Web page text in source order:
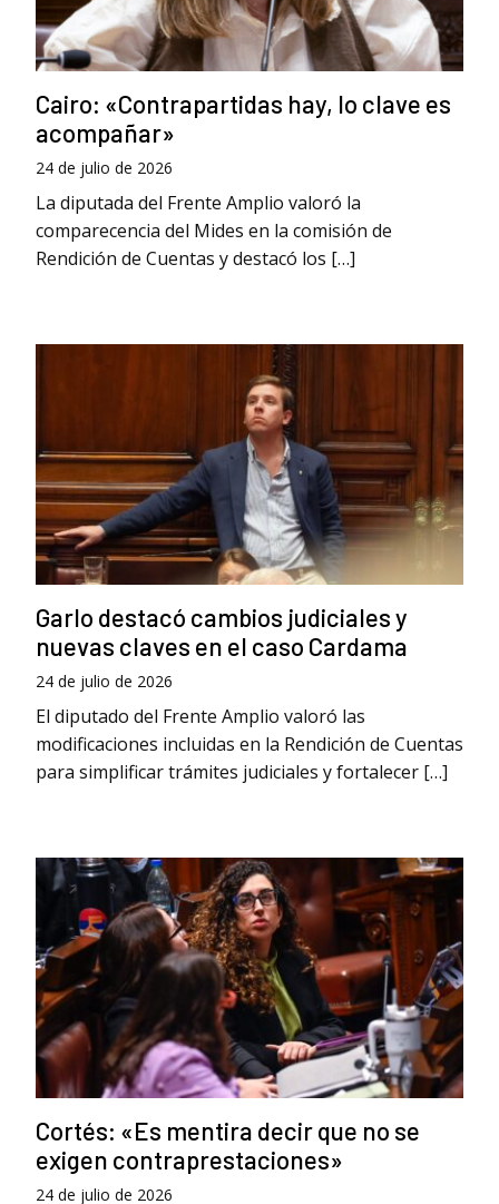
Cairo: «Contrapartidas hay, lo clave es
acompañar»
24 de julio de 2026
La diputada del Frente Amplio valoró la
comparecencia del Mides en la comisión de
Rendición de Cuentas y destacó los […]
Garlo destacó cambios judiciales y
nuevas claves en el caso Cardama
24 de julio de 2026
El diputado del Frente Amplio valoró las
modificaciones incluidas en la Rendición de Cuentas
para simplificar trámites judiciales y fortalecer […]
Cortés: «Es mentira decir que no se
exigen contraprestaciones»
24 de julio de 2026